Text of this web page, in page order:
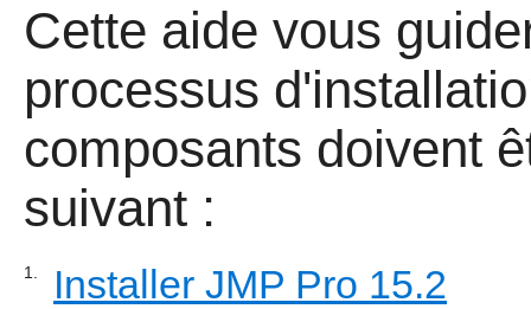
Cette aide vous
processus
composants doivent
suivant :
1. Installer JMP Pro 15.2